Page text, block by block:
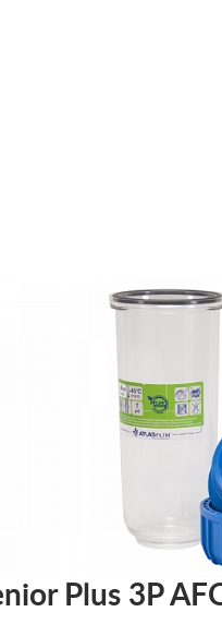
Plus 3P